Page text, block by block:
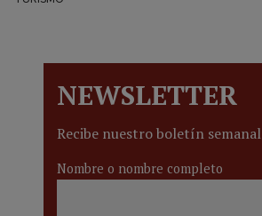
NEWSLETTER
Recibe nuestro boletín semanal
Nombre o nombre completo